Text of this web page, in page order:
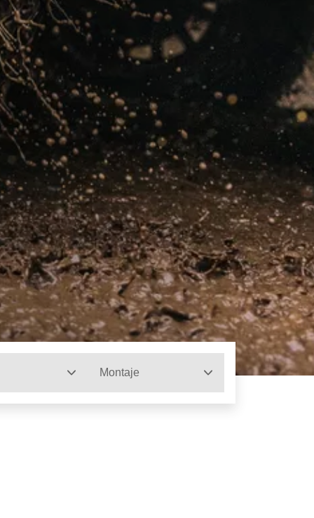
Montaje